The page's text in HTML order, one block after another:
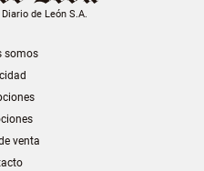
de León S.A.
somos
venta